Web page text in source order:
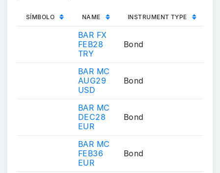
SÍMBOLO NAME INSTRUMENT TYPE
BAR FX
FEB28
TRY
Bond
BAR MC
AUG29
USD
Bond
BAR MC
DEC28
EUR
Bond
BAR MC
FEB36
EUR
Bond